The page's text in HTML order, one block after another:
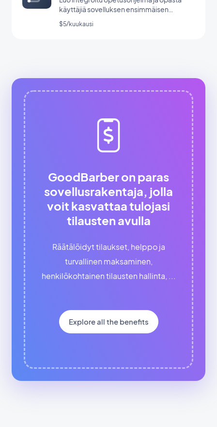
käyttäjiä sovelluksen ensimmäisen
käynnistyksen aikana.
$5/kuukausi
GoodBarber on paras
sovellusrakentaja, jolla
voit kasvattaa tulojasi
tilausten avulla
Räätälöidyt tilaukset, helppo ja
turvallinen maksaminen,
henkilökohtainen tilausten hallinta, ...
Explore all the benefits